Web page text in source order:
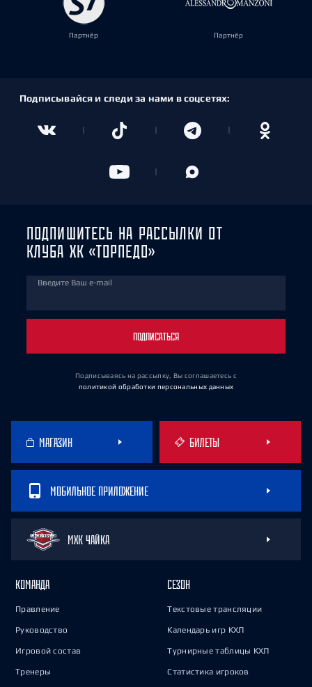
Партнёр Партнёр
Подписывайся и следи за нами в соцсетях:
ПОДПИШИТЕСЬ НА РАССЫЛКИ ОТ
КЛУБА ХК «ТОРПЕДО»
Введите Ваш e-mail
ПОДПИСАТЬСЯ
Подписываясь на рассылку, Вы соглашаетесь с
политикой обработки персональных данных
МАГАЗИН БИЛЕТЫ
МОБИЛЬНОЕ ПРИЛОЖЕНИЕ
МХК ЧАЙКА
КОМАНДА
Правление
Руководство
Игровой состав
Тренеры
СЕЗОН
Текстовые трансляции
Календарь игр КХЛ
Турнирные таблицы КХЛ
Статистика игроков